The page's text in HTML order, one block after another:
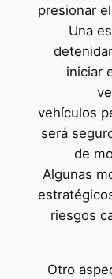
presionar
Una
iniciar
vehículos
será
de
Algunas
riesgos
Otro